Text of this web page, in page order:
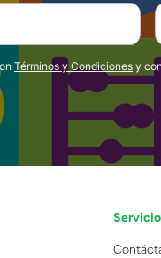
Términos y Condiciones y